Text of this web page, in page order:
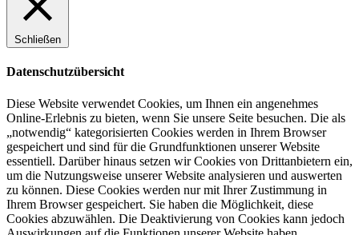
Schließen
Datenschutzübersicht
Diese Website verwendet Cookies, um Ihnen ein angenehmes
Online-Erlebnis zu bieten, wenn Sie unsere Seite besuchen. Die als
„notwendig“ kategorisierten Cookies werden in Ihrem Browser
gespeichert und sind für die Grundfunktionen unserer Website
essentiell. Darüber hinaus setzen wir Cookies von Drittanbietern ein,
um die Nutzungsweise unserer Website analysieren und auswerten
zu können. Diese Cookies werden nur mit Ihrer Zustimmung in
Ihrem Browser gespeichert. Sie haben die Möglichkeit, diese
Cookies abzuwählen. Die Deaktivierung von Cookies kann jedoch